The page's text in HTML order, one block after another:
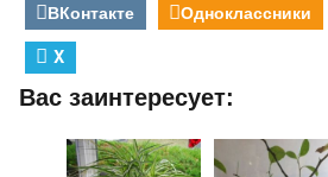
ВКонтакте Одноклассники
X
Вас заинтересует: